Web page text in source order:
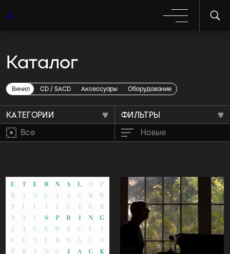
Каталог
Винил CD / SACD Аксессуары Оборудование
Виниловые пластинки
с электронной
музыкой
КАТЕГОРИИ
ФИЛЬТРЫ
Все
Новые